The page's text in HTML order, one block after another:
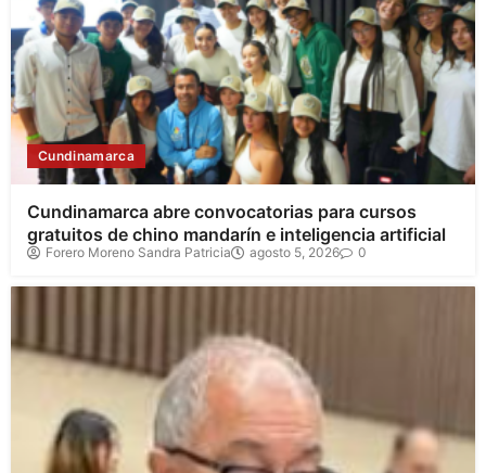
Cundinamarca
Cundinamarca abre convocatorias para cursos
gratuitos de chino mandarín e inteligencia artificial
Forero Moreno Sandra Patricia agosto 5, 2026 0